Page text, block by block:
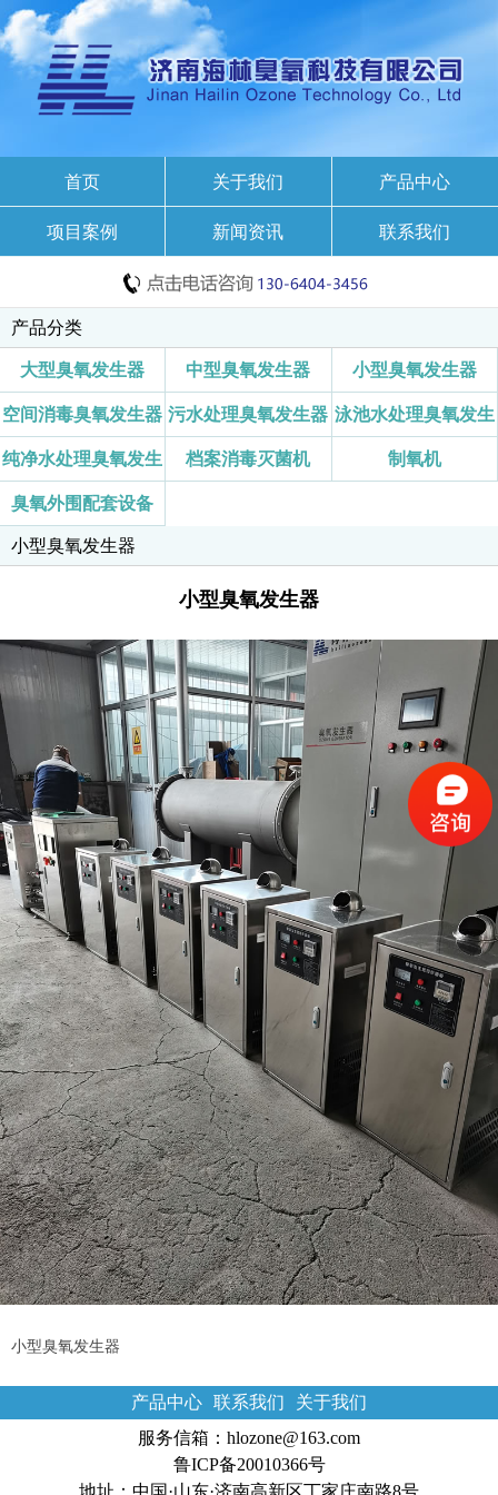
首页 关于我们 产品中心
项目案例 新闻资讯 联系我们
产品分类
大型臭氧发生器 中型臭氧发生器 小型臭氧发生器
空间消毒臭氧发生器 污水处理臭氧发生器 泳池水处理臭氧发生
器
纯净水处理臭氧发生
器
档案消毒灭菌机 制氧机
臭氧外围配套设备
小型臭氧发生器
小型臭氧发生器
小型臭氧发生器
产品中心 联系我们
关于我们
服务信箱：hlozone@163.com
鲁ICP备20010366号
地址：中国·山东·济南高新区丁家庄南路8号